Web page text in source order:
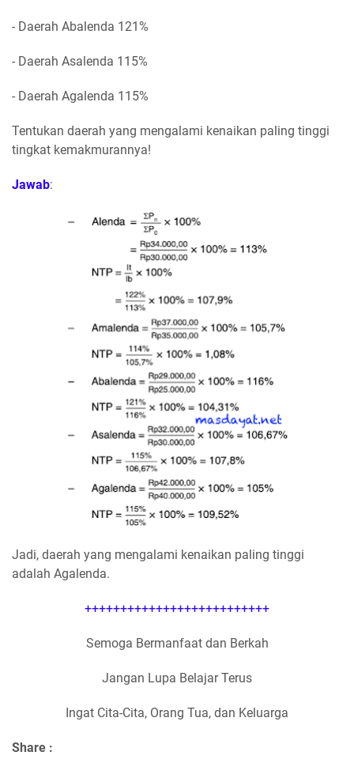
- Daerah Abalenda 121%
- Daerah Asalenda 115%
- Daerah Agalenda 115%
Tentukan daerah yang mengalami kenaikan paling tinggi
tingkat kemakmurannya!
Jawab:
Jadi, daerah yang mengalami kenaikan paling tinggi
adalah Agalenda.
++++++++++++++++++++++++++
Semoga Bermanfaat dan Berkah
Jangan Lupa Belajar Terus
Ingat Cita-Cita, Orang Tua, dan Keluarga
Share :